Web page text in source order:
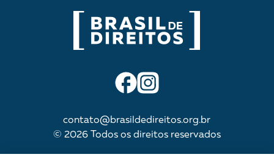
contato@brasildedireitos.org.br
© 2026 Todos os direitos reservados